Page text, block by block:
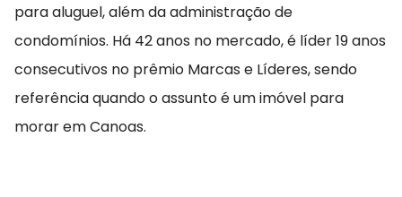
para aluguel, além da administração de
condomínios. Há 42 anos no mercado, é líder 19 anos
consecutivos no prêmio Marcas e Líderes, sendo
referência quando o assunto é um imóvel para
morar em Canoas.